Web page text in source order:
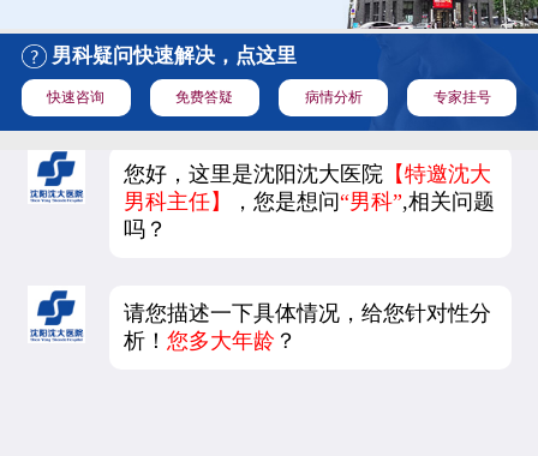
男科疑问快速解决，点这里
快速咨询 免费答疑 病情分析 专家挂号
您好，这里是沈阳沈大医院 【特邀沈大
男科主任】
，您是想问“男科”,相关问题
吗？
请您描述一下具体情况，给您针对性分
析！您多大年龄 ？